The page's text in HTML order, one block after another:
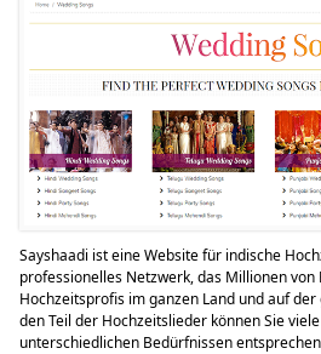
Sayshaadi ist eine Website für indische
professionelles Netzwerk, das Millionen
Hochzeitsprofis im ganzen Land und auf
den Teil der Hochzeitslieder können Sie
unterschiedlichen Bedürfnissen